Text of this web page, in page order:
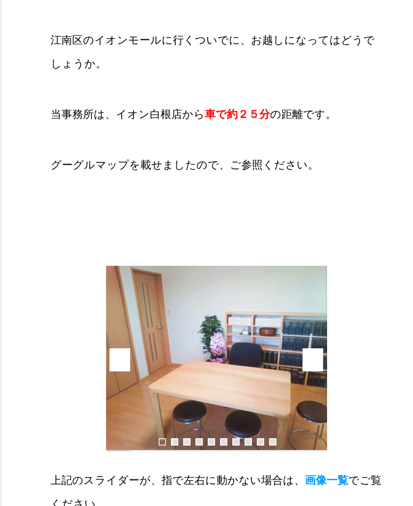
江南区のイオンモールに行くついでに、お越しになってはどうで
しょうか。
当事務所は、イオン白根店から車で約２５分の距離です。
グーグルマップを載せましたので、ご参照ください。
0
上記のスライダーが、指で左右に動かない場合は、 画像一覧でご覧
ください